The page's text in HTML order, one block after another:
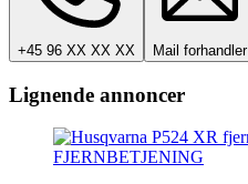
+45 96 XX XX XX Mail forhandler
Lignende annoncer